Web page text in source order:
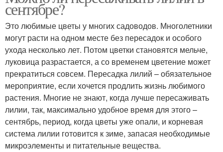
сентябре?
Это любимые цветы у многих садоводов. Многолетники
могут расти на одном месте без пересадок и особого
ухода несколько лет. Потом цветки становятся мельче,
луковица разрастается, а со временем цветение может
прекратиться совсем. Пересадка лилий – обязательное
мероприятие, если хочется продлить жизнь любимого
растения. Многие не знают, когда лучше пересаживать
лилии, так, максимально удобное время для этого –
сентябрь, период, когда цветы уже опали, и корневая
система лилии готовится к зиме, запасая необходимые
микроэлементы и питательные вещества.